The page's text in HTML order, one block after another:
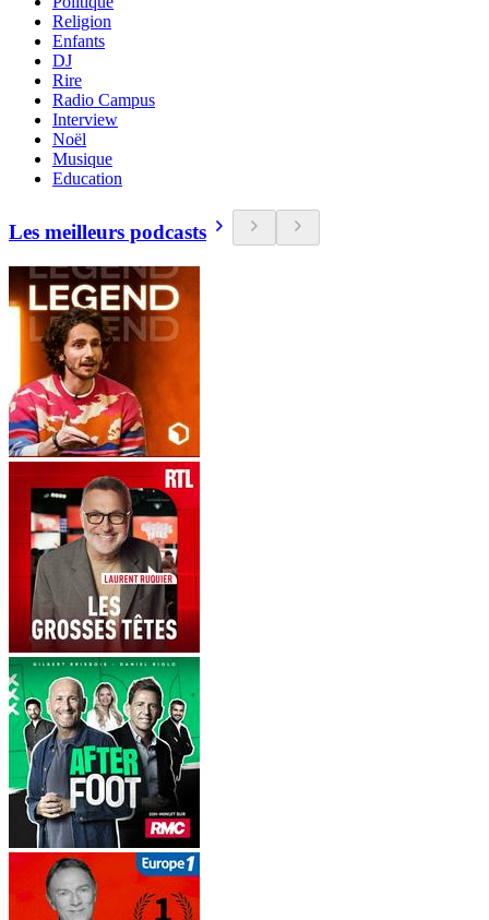
Religion
Enfants
DJ
Rire
Radio Campus
Interview
Noël
Musique
Education
Les meilleurs podcasts